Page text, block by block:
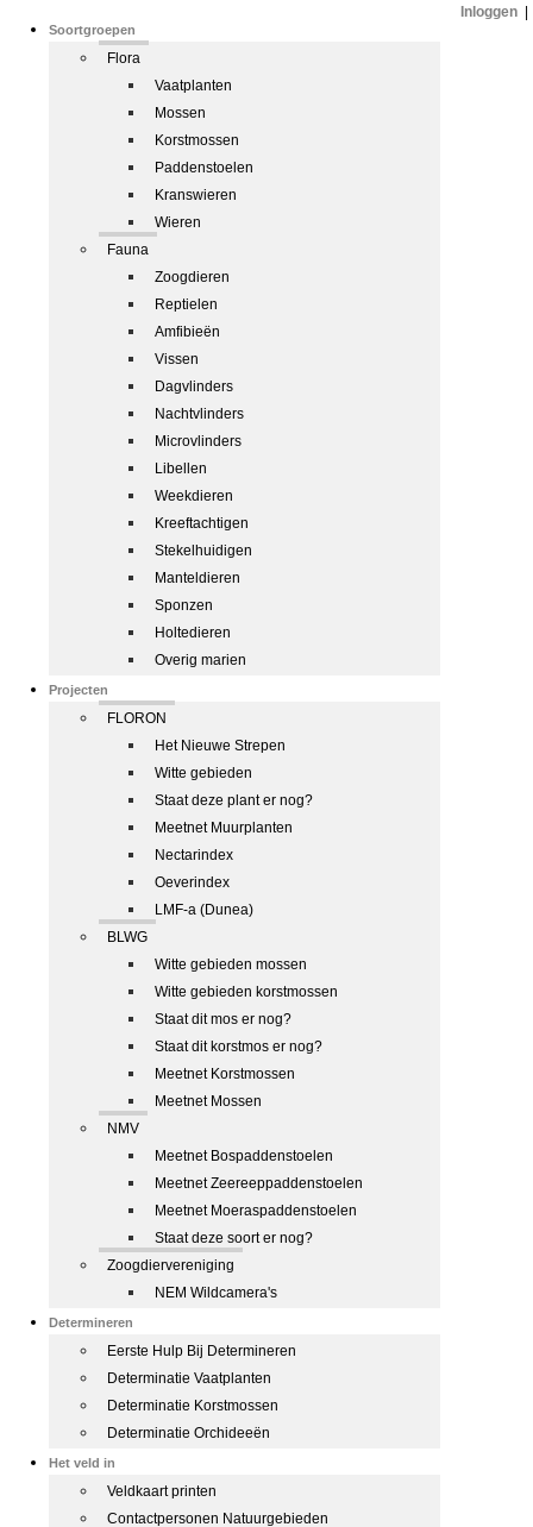
Soortgroepen
Flora
Vaatplanten
Mossen
Korstmossen
Paddenstoelen
Kranswieren
Wieren
Fauna
Zoogdieren
Reptielen
Amfibieën
Vissen
Dagvlinders
Nachtvlinders
Microvlinders
Libellen
Weekdieren
Kreeftachtigen
Stekelhuidigen
Manteldieren
Sponzen
Holtedieren
Overig marien
Projecten
FLORON
Het Nieuwe Strepen
Witte gebieden
Staat deze plant er nog?
Meetnet Muurplanten
Nectarindex
Oeverindex
LMF-a (Dunea)
BLWG
Witte gebieden mossen
Witte gebieden korstmossen
Staat dit mos er nog?
Staat dit korstmos er nog?
Meetnet Korstmossen
Meetnet Mossen
NMV
Meetnet Bospaddenstoelen
Meetnet Zeereeppaddenstoelen
Meetnet Moeraspaddenstoelen
Staat deze soort er nog?
Zoogdiervereniging
NEM Wildcamera's
Determineren
Eerste Hulp Bij Determineren
Determinatie Vaatplanten
Determinatie Korstmossen
Determinatie Orchideeën
Het veld in
Veldkaart printen
Contactpersonen Natuurgebieden
Inloggen